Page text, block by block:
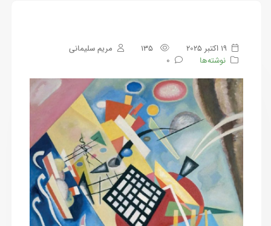
19 اکتبر 2025
مریم سلیمانی
نوشته‌ها
0